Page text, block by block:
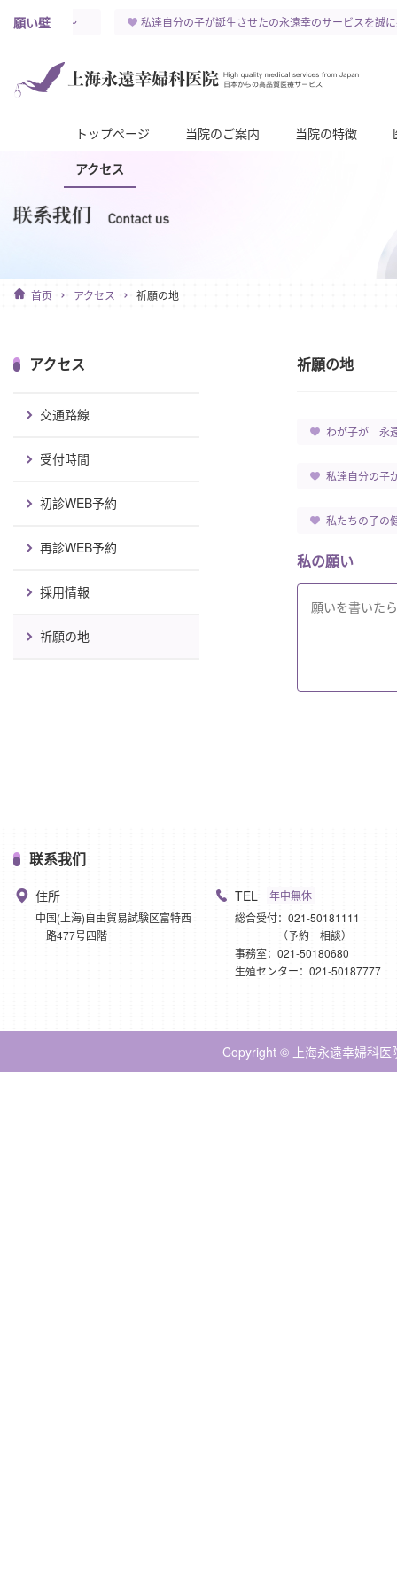
願い壁
を祈ります～ 私達自分の子が誕生させたの永遠幸のサービスを誠に
トップページ 当院のご案内 当院の特徴
アクセス
首页 アクセス 祈願の地
アクセス
交通路線
受付時間
初診WEB予約
再診WEB予約
採用情報
祈願の地
祈願の地
わが子が 永
私達自分の子
私たちの子の
私の願い
联系我们
住所
中国(上海)自由貿易試験区富特西
一路477号四階
TEL
年中無休
総合受付：021-50181111
（予約 相談）
事務室：021-50180680
生殖センター：021-50187777
Copyright © 上海永遠幸婦科